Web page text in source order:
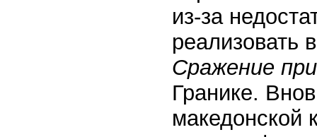
из-за
реализовать
Сражение
Гранике.
македонской